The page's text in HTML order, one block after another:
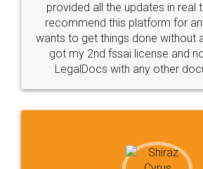
provided all the updates in real
recommend this platform for
wants to get things done without
got my 2nd fssai license and
LegalDocs with any other